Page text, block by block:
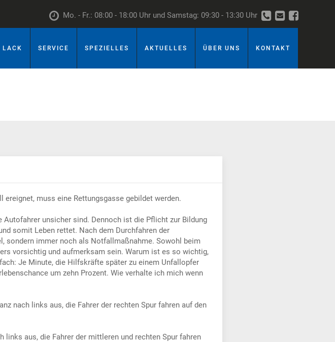
Mo. - Fr.: 08:00 - 18:00 Uhr und Samstag: 09:30 - 13:30 Uhr
LACK SERVICE SPEZIELLES AKTUELLES ÜBER UNS KONTAKT
muss eine Rettungsgasse gebildet werden.
unsicher sind. Dennoch ist die Pflicht zur Bildung
somit Leben rettet. Nach dem Durchfahren der
sondern immer noch als Notfallmaßnahme. Sowohl beim
vorsichtig und aufmerksam sein. Warum ist es so wichtig,
Je Minute, die Hilfskräfte später zu einem Unfallopfer
um zehn Prozent. Wie verhalte ich mich wenn
nach links aus, die Fahrer der rechten Spur fahren auf den
links aus, die Fahrer der mittleren und rechten Spur fahren